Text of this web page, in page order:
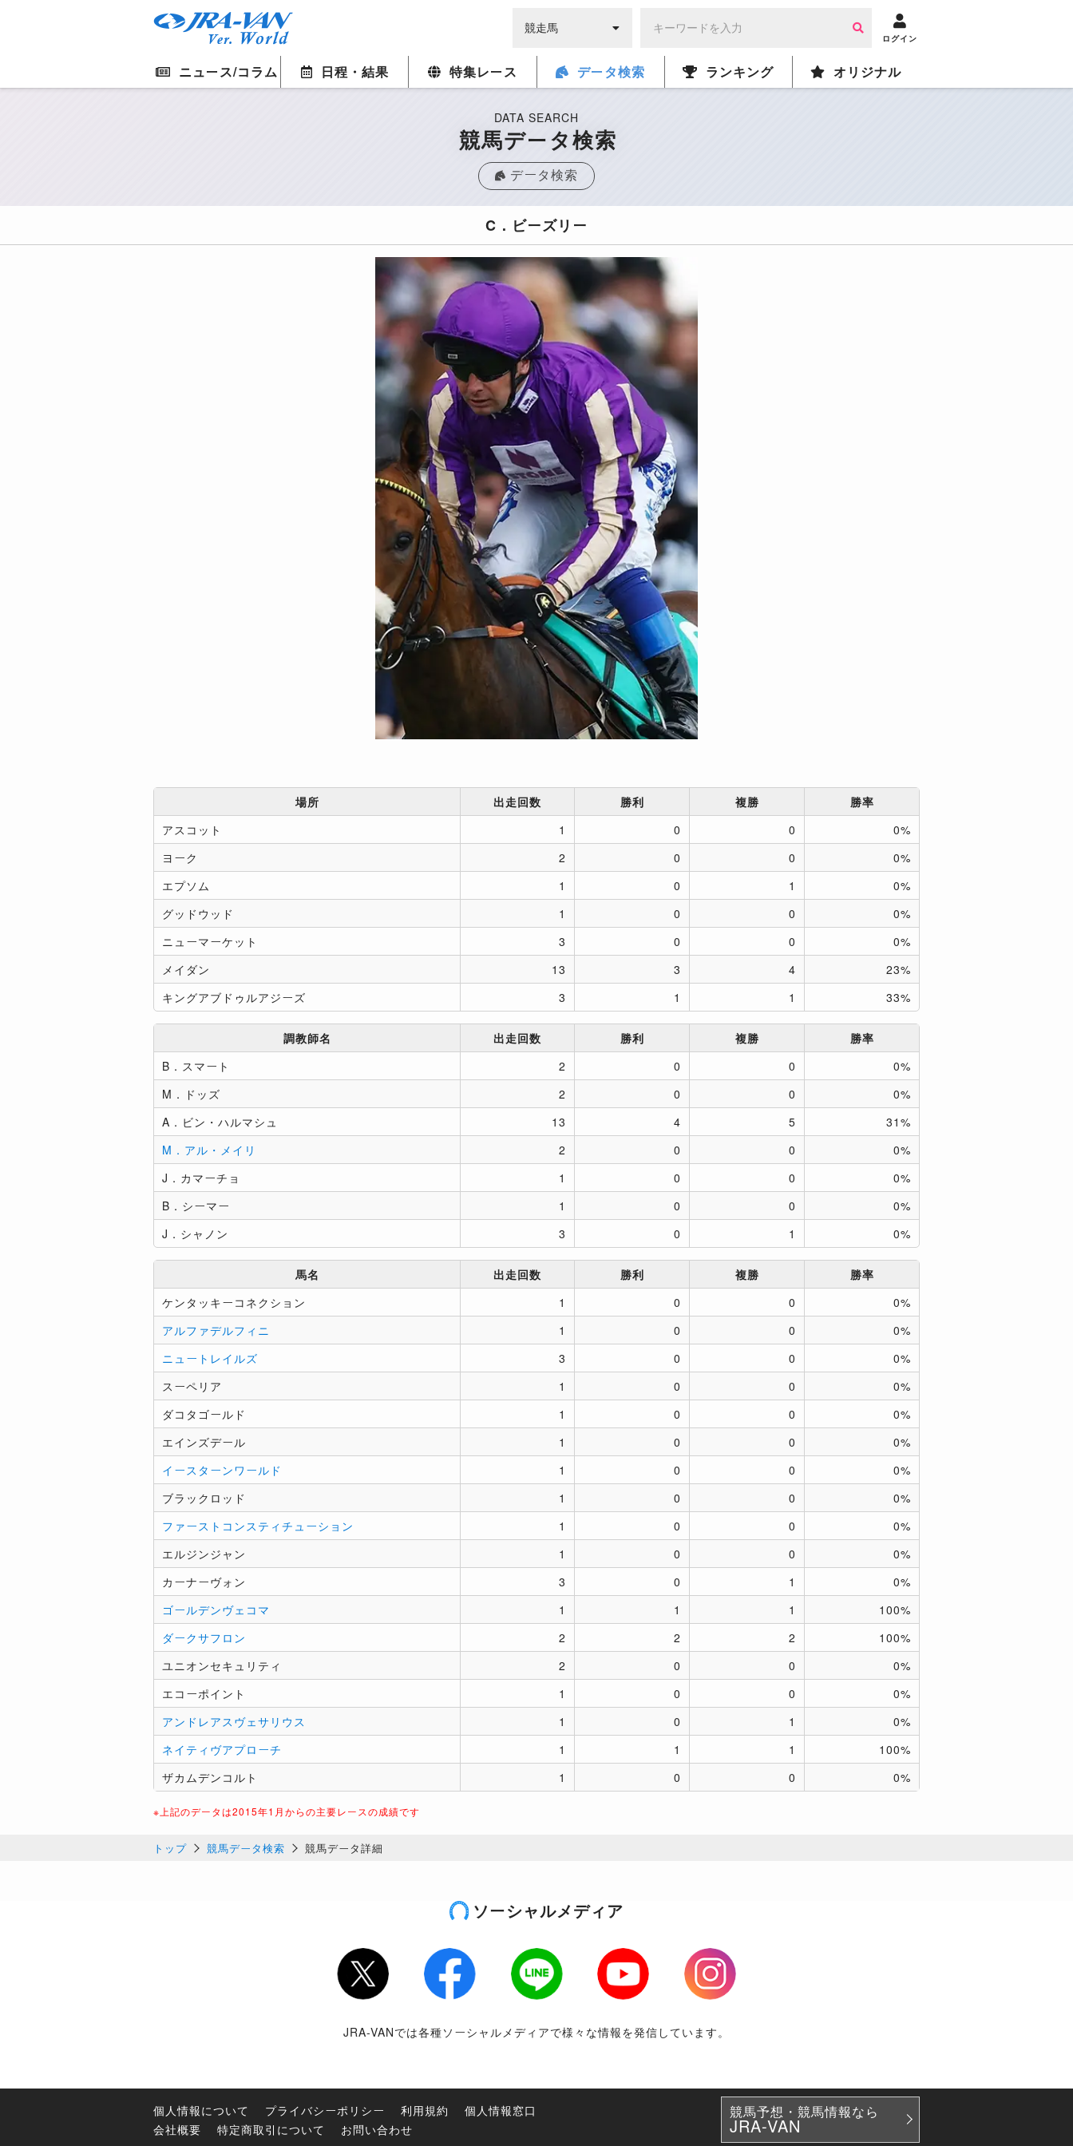
ログイン
ニュース/コラム 日程・結果 特集レース データ検索 ランキング オリジナル
DATA SEARCH
競馬データ検索
データ検索
C．ビーズリー
場所 出走回数 勝利 複勝
勝率
アスコット
1 0 0
0%
ヨーク
2 0 0
0%
エプソム
1 0 1
0%
グッドウッド
1 0 0
0%
ニューマーケット
3 0 0
0%
メイダン
13 3 4
23%
キングアブドゥルアジーズ
3 1 1 33%
調教師名 出走回数 勝利 複勝
勝率
B．スマート
2 0 0
0%
M．ドッズ
2 0 0
0%
A．ビン・ハルマシュ
13 4 5
31%
M．アル・メイリ
2 0 0
0%
J．カマーチョ
1 0 0
0%
B．シーマー
1 0 0
0%
J．シャノン
3 0 1 0%
馬名 出走回数 勝利 複勝
勝率
ケンタッキーコネクション
1 0 0
0%
アルファデルフィニ
1 0 0
0%
ニュートレイルズ
3 0 0
0%
スーペリア
1 0 0
0%
ダコタゴールド
1 0 0
0%
エインズデール
1 0 0
0%
イースターンワールド
1 0 0
0%
ブラックロッド
1 0 0
0%
ファーストコンスティチューション
1 0 0
0%
エルジンジャン
1 0 0
0%
カーナーヴォン
3 0 1
0%
ゴールデンヴェコマ
1 1 1
100%
ダークサフロン
2 2 2
100%
ユニオンセキュリティ
2 0 0
0%
エコーポイント
1 0 0
0%
アンドレアスヴェサリウス
1 0 1
0%
ネイティヴアプローチ
1 1 1
100%
ザカムデンコルト
1 0 0 0%
※上記のデータは2015年1月からの主要レースの成績です
トップ 競馬データ検索 競馬データ詳細
ソーシャルメディア
Twitter LINE Youtube
Instagram
JRA-VANでは各種ソーシャルメディアで様々な情報を発信しています。
個人情報について プライバシーポリシー 利用規約
個人情報窓口
会社概要
特定商取引について お問い合わせ
競馬予想・競馬情報なら
JRA-VAN